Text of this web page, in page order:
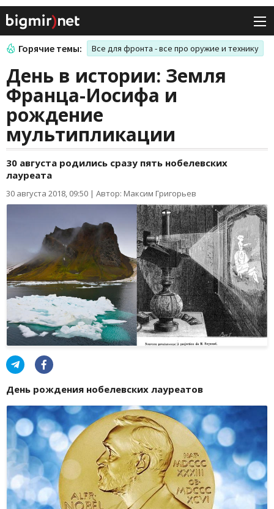
Горячие темы: Все для фронта - все про оружие и технику
День в истории: Земля
Франца-Иосифа и
рождение
мультипликации
30 августа родились сразу пять нобелевских
лауреата
30 августа 2018, 09:50 | Автор: Максим Григорьев
День рождения нобелевских лауреатов